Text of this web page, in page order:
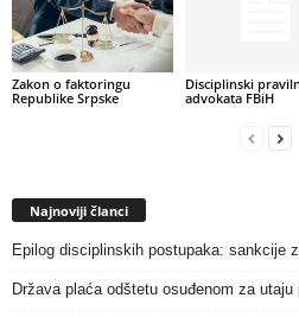
Zakon o faktoringu
Republike Srpske
Disciplinski
advokata FBiH
Najnoviji članci
Epilog disciplinskih postupaka: sankcije
Država plaća odštetu osuđenom za utaju